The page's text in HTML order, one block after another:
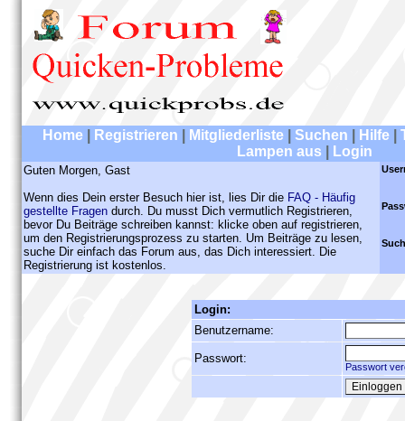
Home Registrieren Mitgliederliste Suchen Hilfe
Lampen aus
Login
Guten Morgen, Gast
Wenn dies Dein erster Besuch hier ist, lies Dir die FAQ - Häufig
gestellte Fragen durch. Du musst Dich vermutlich Registrieren,
bevor Du Beiträge schreiben kannst: klicke oben auf registrieren,
um den Registrierungsprozess zu starten. Um Beiträge zu lesen,
suche Dir einfach das Forum aus, das Dich interessiert. Die
Registrierung ist kostenlos.
Login:
Benutzername:
Passwort:
Passwort